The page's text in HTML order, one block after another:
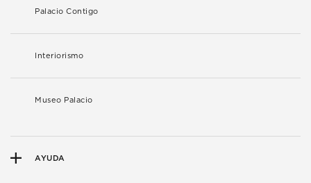
Palacio Contigo
Interiorismo
Museo Palacio
AYUDA